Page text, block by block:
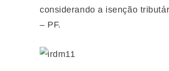
considerando a isenção
– PF.